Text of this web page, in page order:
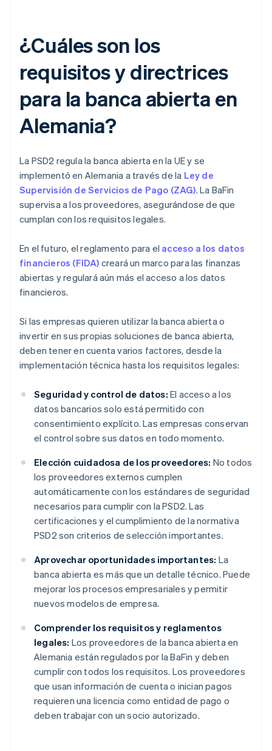
¿Cuáles son los
requisitos y directrices
para la banca abierta en
Alemania?
La PSD2 regula la banca abierta en la UE y se
implementó en Alemania a través de la Ley de
Supervisión de Servicios de Pago (ZAG). La BaFin
supervisa a los proveedores, asegurándose de que
cumplan con los requisitos legales.
En el futuro, el reglamento para el acceso a los datos
financieros (FIDA) creará un marco para las finanzas
abiertas y regulará aún más el acceso a los datos
financieros.
Si las empresas quieren utilizar la banca abierta o
invertir en sus propias soluciones de banca abierta,
deben tener en cuenta varios factores, desde la
implementación técnica hasta los requisitos legales:
Seguridad y control de datos: El acceso a los
datos bancarios solo está permitido con
consentimiento explícito. Las empresas conservan
el control sobre sus datos en todo momento.
Elección cuidadosa de los proveedores: No todos
los proveedores externos cumplen
automáticamente con los estándares de seguridad
necesarios para cumplir con la PSD2. Las
certificaciones y el cumplimiento de la normativa
PSD2 son criterios de selección importantes.
Aprovechar oportunidades importantes: La
banca abierta es más que un detalle técnico. Puede
mejorar los procesos empresariales y permitir
nuevos modelos de empresa.
Comprender los requisitos y reglamentos
legales: Los proveedores de la banca abierta en
Alemania están regulados por la BaFin y deben
cumplir con todos los requisitos. Los proveedores
que usan información de cuenta o inician pagos
requieren una licencia como entidad de pago o
deben trabajar con un socio autorizado.